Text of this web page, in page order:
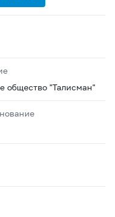
общество "Талисман"